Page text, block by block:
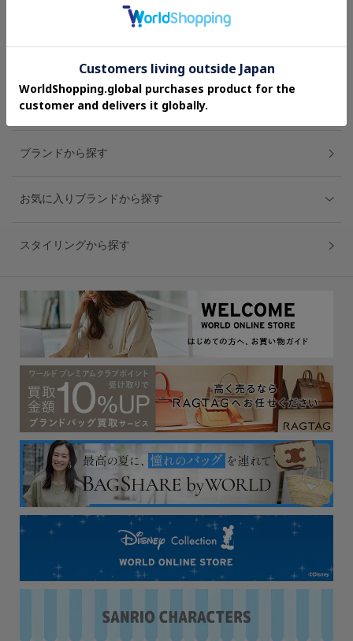
アイテムカテゴリーから探す
ブランドから探す
お気に入りブランドから探す
スタイリングから探す